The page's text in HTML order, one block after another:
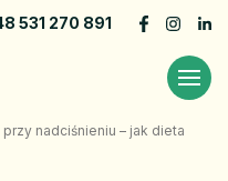
531 270 891
nadciśnieniu – jak dieta